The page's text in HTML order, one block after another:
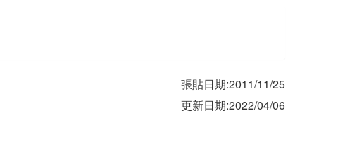
張貼日期:2011/11/25
更新日期:2022/04/06